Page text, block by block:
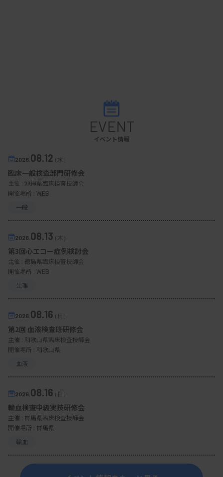
EVENT
イベント情報
2026. 08.12（水）
臨床一般検査部門研修会
主催 : 沖縄県臨床検査技師会
開催場所 : WEB
一般
2026. 08.13（木）
第3回心エコー症例検討会
主催 : 徳島県臨床検査技師会
開催場所 : WEB
生理
2026. 08.16（日）
第2回 血液検査班研修会
主催 : 和歌山県臨床検査技師会
開催場所 : 和歌山県
血液
2026. 08.16（日）
輸血検査中級実技研修会
主催 : 群馬県臨床検査技師会
開催場所 : 群馬県
輸血